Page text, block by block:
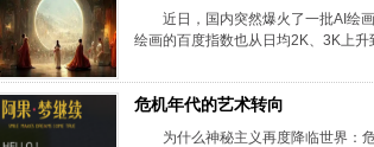
近日，国内突然爆火了一批AI绘
绘画的百度指数也从日均2K、3K上升
危机年代的艺术转向
为什么神秘主义再度降临世界：